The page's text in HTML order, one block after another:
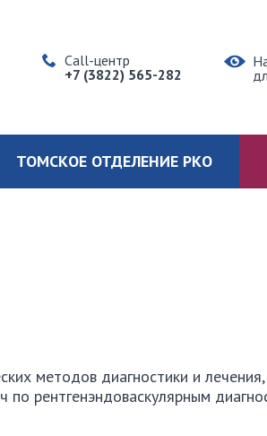
Call-центр
+7 (3822) 565-282
ТОМСКОЕ ОТДЕЛЕНИЕ РКО
методов диагностики и лечения,
рентгенэндоваскулярным